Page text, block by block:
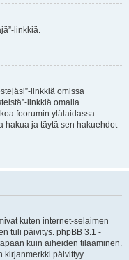
linkkiä.
linkkiä omissa
linkkiä omalla
foorumin ylälaidassa.
hakua ja täytä sen hakuehdot
kuten internet-selaimen
tuli päivitys. phpBB 3.1 -
kuin aiheiden tilaaminen.
kirjanmerkki päivittyy.